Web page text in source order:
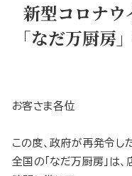
新型コロナウ
「なだ万厨房
お客さま各位
この度、政府が再発令し
全国の「なだ万厨房」は